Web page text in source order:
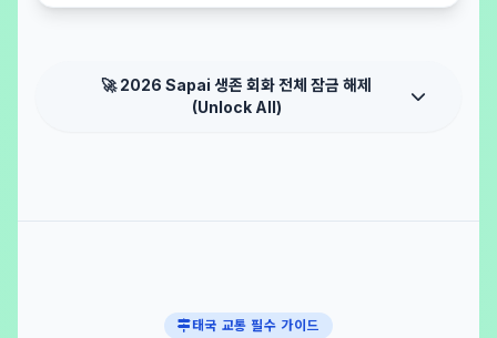
🚀 2026 Sapai 생존 회화 전체 잠금 해제
(Unlock All)
태국 교통 필수 가이드